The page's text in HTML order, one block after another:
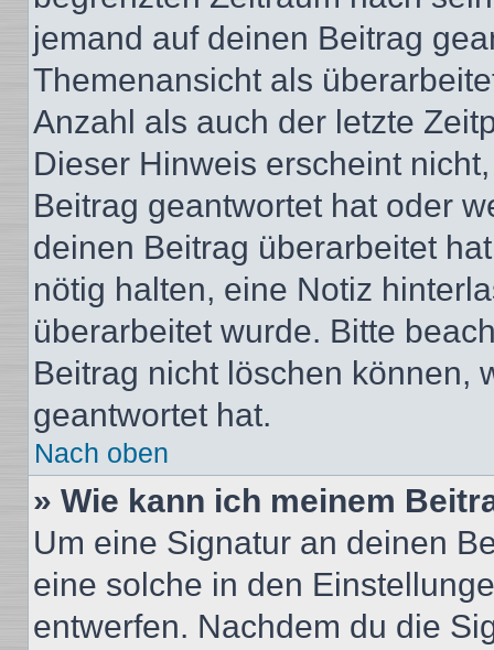
jemand auf deinen Beitrag
Themenansicht als
Anzahl als auch der letzte
Dieser Hinweis erscheint
Beitrag geantwortet hat oder
deinen Beitrag überarbeitet
nötig halten, eine Notiz
überarbeitet wurde. Bitte
Beitrag nicht löschen können,
geantwortet hat.
Nach oben
» Wie kann ich meinem
Um eine Signatur an deinen
eine solche in den
entwerfen. Nachdem du die